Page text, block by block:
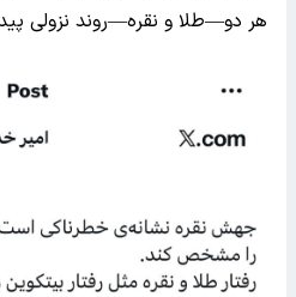
هر دو—طلا و نقره—روند نزولی